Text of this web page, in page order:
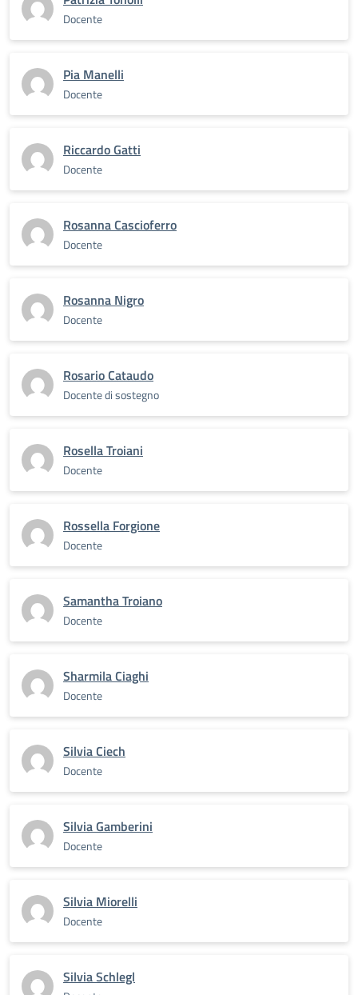
Docente
Pia Manelli
Docente
Riccardo Gatti
Docente
Rosanna Cascioferro
Docente
Rosanna Nigro
Docente
Rosario Cataudo
Docente di sostegno
Rosella Troiani
Docente
Rossella Forgione
Docente
Samantha Troiano
Docente
Sharmila Ciaghi
Docente
Silvia Ciech
Docente
Silvia Gamberini
Docente
Silvia Miorelli
Docente
Silvia Schlegl